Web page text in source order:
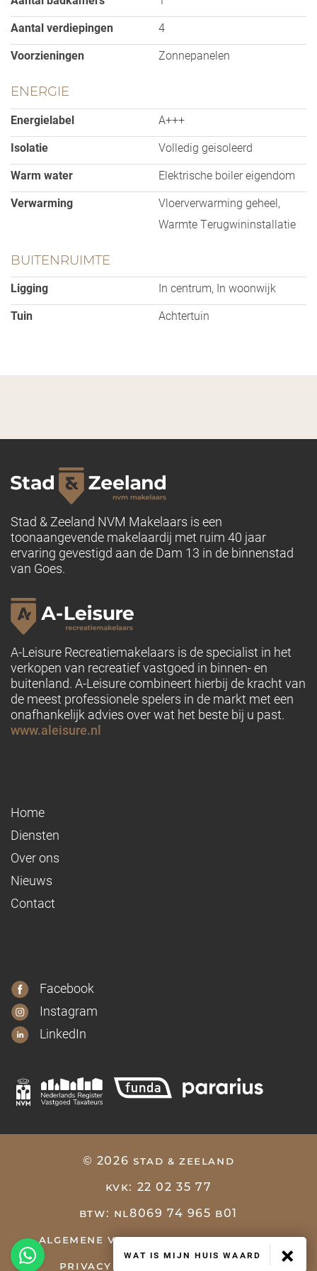
Aantal verdiepingen
4
Voorzieningen
Zonnepanelen
ENERGIE
Energielabel
A+++
Isolatie
Volledig geisoleerd
Warm water
Elektrische boiler eigendom
Verwarming
Vloerverwarming geheel,
Warmte Terugwininstallatie
BUITENRUIMTE
Ligging
In centrum, In woonwijk
Tuin
Achtertuin
Stad & Zeeland NVM Makelaars is een
toonaangevende makelaardij met ruim 40 jaar
ervaring gevestigd aan de Dam 13 in de binnenstad
van Goes.
A-Leisure Recreatiemakelaars is de specialist in het
verkopen van recreatief vastgoed in binnen- en
buitenland. A-Leisure combineert hierbij de kracht van
de meest professionele spelers in de markt met een
onafhankelijk advies over wat het beste bij u past.
www.aleisure.nl
Home
Diensten
Over ons
Nieuws
Contact
Facebook
Instagram
LinkedIn
© 2026 stad & zeeland
kvk: 22 02 35 77
btw: nl8069 74 965 b01
algemene voorwaarden cookies
privacy
wat is mijn huis waard ×